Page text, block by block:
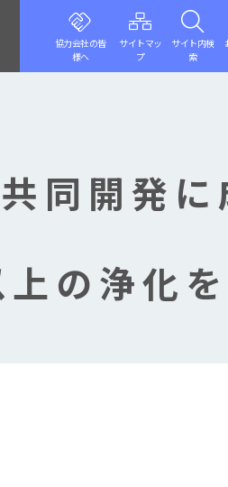
協力会社の皆
様へ
サイトマッ
プ
サイト内検
索
同開発に
の浄化を